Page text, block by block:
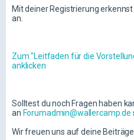
Mit deiner Registrierung
an.
Zum "Leitfaden für die
anklicken
Solltest du noch Fragen haben
an Forumadmin@wallercamp.de
Wir freuen uns auf deine Beiträge